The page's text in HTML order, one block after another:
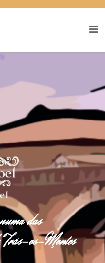
das
Trás-os-Montes